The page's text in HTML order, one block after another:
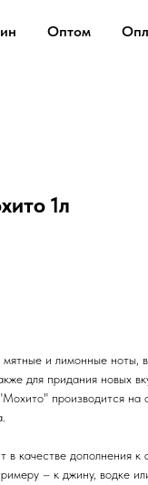
Оптом
1л
мятные и лимонные ноты,
для придания новых
производится на
в качестве дополнения к
– к джину, водке